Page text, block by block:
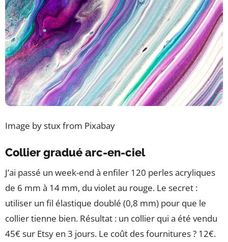
Image by stux from Pixabay
Collier gradué arc-en-ciel
J’ai passé un week-end à enfiler 120 perles acryliques
de 6 mm à 14 mm, du violet au rouge. Le secret :
utiliser un fil élastique doublé (0,8 mm) pour que le
collier tienne bien. Résultat : un collier qui a été vendu
45€ sur Etsy en 3 jours. Le coût des fournitures ? 12€.